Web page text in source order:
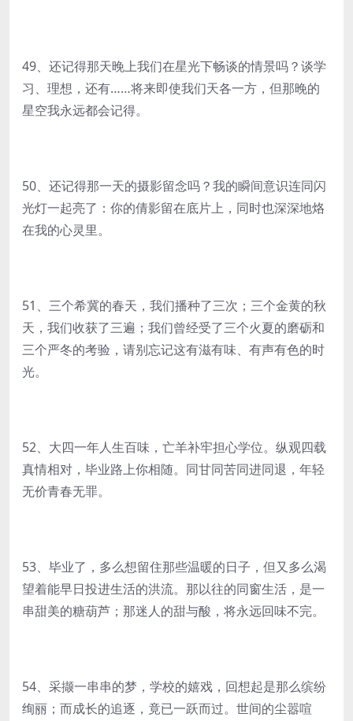
49、还记得那天晚上我们在星光下畅谈的情景吗？谈学
习、理想，还有……将来即使我们天各一方，但那晚的
星空我永远都会记得。
50、还记得那一天的摄影留念吗？我的瞬间意识连同闪
光灯一起亮了：你的倩影留在底片上，同时也深深地烙
在我的心灵里。
51、三个希冀的春天，我们播种了三次；三个金黄的秋
天，我们收获了三遍；我们曾经受了三个火夏的磨砺和
三个严冬的考验，请别忘记这有滋有味、有声有色的时
光。
52、大四一年人生百味，亡羊补牢担心学位。纵观四载
真情相对，毕业路上你相随。同甘同苦同进同退，年轻
无价青春无罪。
53、毕业了，多么想留住那些温暖的日子，但又多么渴
望着能早日投进生活的洪流。那以往的同窗生活，是一
串甜美的糖葫芦；那迷人的甜与酸，将永远回味不完。
54、采撷一串串的梦，学校的嬉戏，回想起是那么缤纷
绚丽；而成长的追逐，竟已一跃而过。世间的尘嚣喧